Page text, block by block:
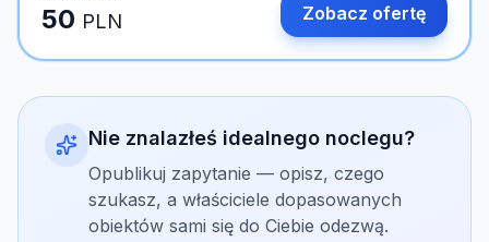
50 PLN Zobacz ofertę
Nie znalazłeś idealnego noclegu?
Opublikuj zapytanie — opisz, czego
szukasz, a właściciele dopasowanych
obiektów sami się do Ciebie odezwą.